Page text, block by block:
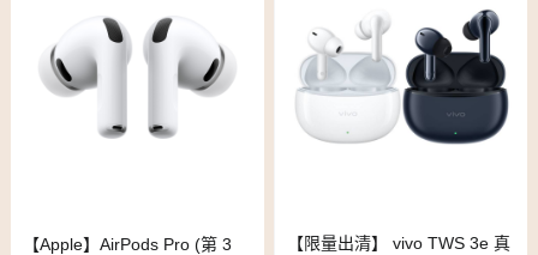
【Apple】AirPods Pro (第 3
【限量出清】 vivo TWS 3e 真